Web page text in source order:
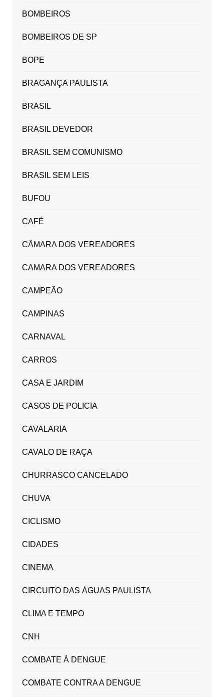
BOMBEIROS
BOMBEIROS DE SP
BOPE
BRAGANÇA PAULISTA
BRASIL
BRASIL DEVEDOR
BRASIL SEM COMUNISMO
BRASIL SEM LEIS
BUFOU
CAFÉ
CÂMARA DOS VEREADORES
CAMARA DOS VEREADORES
CAMPEÃO
CAMPINAS
CARNAVAL
CARROS
CASA E JARDIM
CASOS DE POLICIA
CAVALARIA
CAVALO DE RAÇA
CHURRASCO CANCELADO
CHUVA
CICLISMO
CIDADES
CINEMA
CIRCUITO DAS ÁGUAS PAULISTA
CLIMA E TEMPO
CNH
COMBATE À DENGUE
COMBATE CONTRA A DENGUE